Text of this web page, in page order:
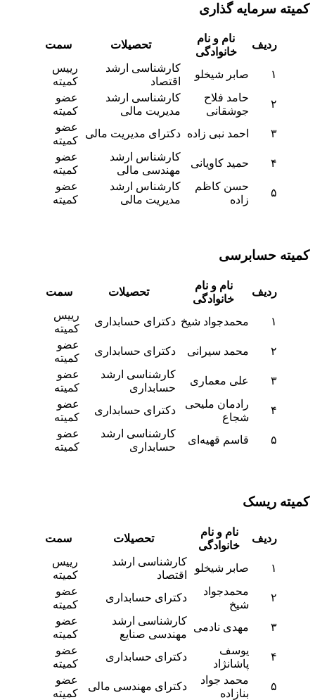
کمیته سرمایه گذاری
ردیف
نام و نام
خانوادگی
تحصیلات سمت
۱ صابر شیخلو
کارشناسی ارشد
اقتصاد
رییس
کمیته
۲
حامد فلاح
جوشقانی
کارشناسی ارشد
مدیریت مالی
عضو
کمیته
۳
احمد نبی زاده دکترای مدیریت مالی
عضو
کمیته
۴
حمید کاویانی
کارشناس ارشد
مهندسی مالی
عضو
کمیته
۵
حسن کاظم
زاده
کارشناس ارشد
مدیریت مالی
عضو
کمیته
کمیته حسابرسی
ردیف
نام و نام
خانوادگی
تحصیلات سمت
۱ محمدجواد شیخ دکترای حسابداری
رییس
کمیته
۲
محمد سیرانی دکترای حسابداری
عضو
کمیته
۳
علی معماری
کارشناسی ارشد
حسابداری
عضو
کمیته
۴
رادمان ملیحی
شجاع
دکترای حسابداری
عضو
کمیته
۵
قاسم قهیه‌ای
کارشناسی ارشد
حسابداری
عضو
کمیته
کمیته ریسک
ردیف
نام و نام
خانوادگی
تحصیلات سمت
۱ صابر شیخلو
کارشناسی ارشد
اقتصاد
رییس
کمیته
۲
محمدجواد
شیخ
دکترای حسابداری
عضو
کمیته
۳
مهدی نادمی
کارشناسی ارشد
مهندسی صنایع
عضو
کمیته
۴
یوسف
پاشانژاد
دکترای حسابداری
عضو
کمیته
۵
محمد جواد
بنازاده
دکترای مهندسی مالی
عضو
کمیته